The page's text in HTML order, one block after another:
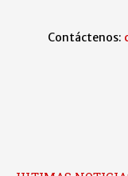
Contáctenos: